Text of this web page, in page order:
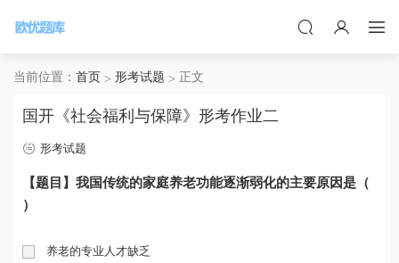
当前位置： 首页 形考试题 正文
国开《社会福利与保障》形考作业二
形考试题
【题目】我国传统的家庭养老功能逐渐弱化的主要原因是（
）
养老的专业人才缺乏